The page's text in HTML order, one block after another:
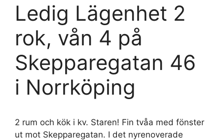
Ledig Lägenhet 2
rok, vån 4 på
Skepparegatan 46
i Norrköping
2 rum och kök i kv. Staren! Fin tvåa med fönster
ut mot Skepparegatan. I det nyrenoverade